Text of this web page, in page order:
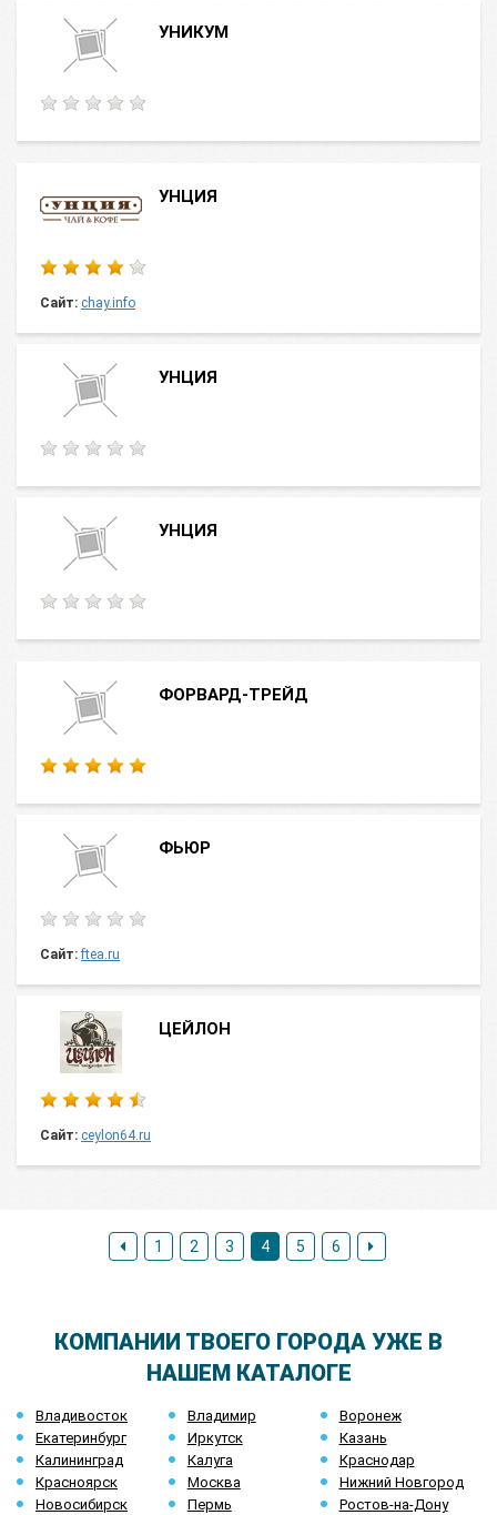
УНИКУМ
УНЦИЯ
Сайт: chay.info
УНЦИЯ
УНЦИЯ
ФОРВАРД-ТРЕЙД
ФЬЮР
Сайт: ftea.ru
ЦЕЙЛОН
Сайт: ceylon64.ru
1 2 3 4 5 6
КОМПАНИИ ТВОЕГО ГОРОДА УЖЕ В
НАШЕМ КАТАЛОГЕ
Владивосток Владимир
Воронеж
Екатеринбург
Иркутск
Казань
Калининград
Калуга
Краснодар
Красноярск
Москва
Нижний Новгород
Новосибирск
Пермь Ростов-на-Дону